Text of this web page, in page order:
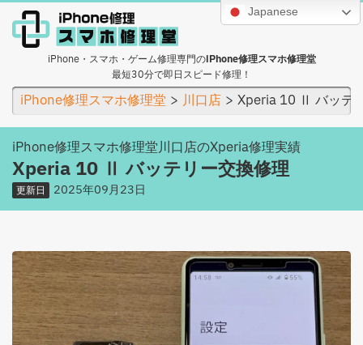
Japanese
iPhone・スマホ・ゲーム修理専門のiPhone修理スマホ修理堂
最短30分で即日スピード修理！
iPhone修理スマホ修理堂 川口店 Xperia 10 Ⅱ バッテ
iPhone修理スマホ修理堂川口店のXperia修理実績
Xperia 10 Ⅱ バッテリー交換修理
更新日 2025年09月23日